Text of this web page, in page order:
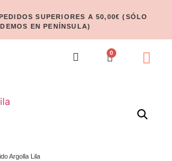
SUPERIORES A 50,00€ (SÓLO
EN PENÍNSULA)
0
Argolla Lila